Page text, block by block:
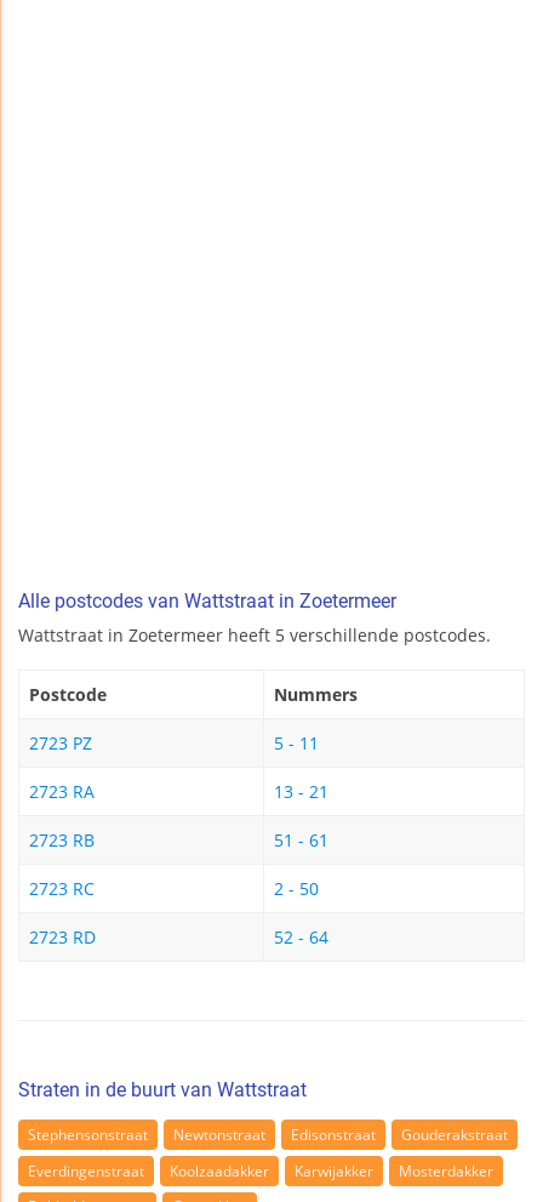
Alle postcodes van Wattstraat in Zoetermeer
Wattstraat in Zoetermeer heeft 5 verschillende postcodes.
Postcode Nummers
2723 PZ 5 - 11
2723 RA 13 - 21
2723 RB 51 - 61
2723 RC 2 - 50
2723 RD 52 - 64
Straten in de buurt van Wattstraat
Stephensonstraat Newtonstraat Edisonstraat
Gouderakstraat
Everdingenstraat
Koolzaadakker Karwijakker
Mosterdakker